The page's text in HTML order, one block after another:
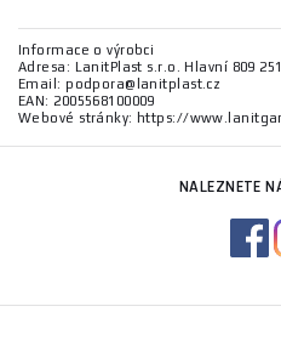
Informace o výrobci
Adresa: LanitPlast s.r.o. Hlavní 809
Email: podpora@lanitplast.cz
EAN: 2005568100009
Webové stránky: https://
NALEZNETE